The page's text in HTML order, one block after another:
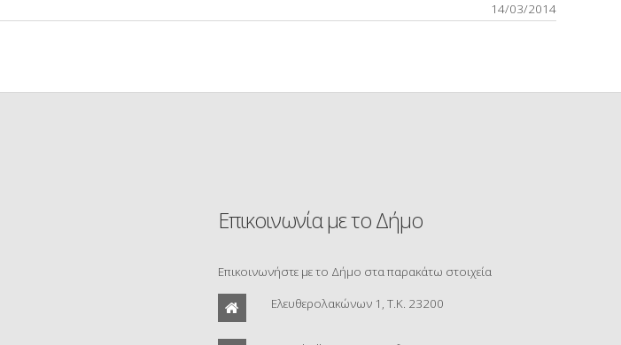
14/03/2014
Επικοινωνία με το Δήμο
Επικοινωνήστε με το Δήμο στα παρακάτω στοιχεία
Ελευθερολακώνων 1, Τ.Κ. 23200